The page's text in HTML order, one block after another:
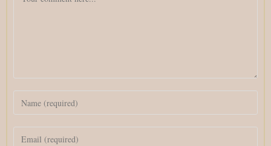
name
or